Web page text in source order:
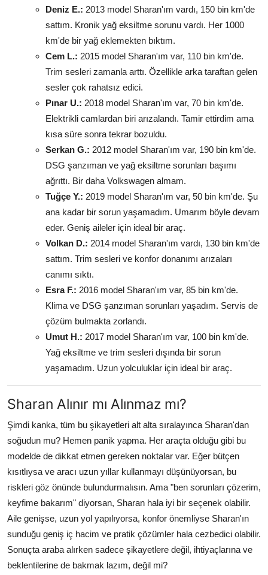
Deniz E.: 2013 model Sharan'ım vardı, 150 bin km'de
sattım. Kronik yağ eksiltme sorunu vardı. Her 1000
km'de bir yağ eklemekten bıktım.
Cem L.: 2015 model Sharan'ım var, 110 bin km'de.
Trim sesleri zamanla arttı. Özellikle arka taraftan gelen
sesler çok rahatsız edici.
Pınar U.: 2018 model Sharan'ım var, 70 bin km'de.
Elektrikli camlardan biri arızalandı. Tamir ettirdim ama
kısa süre sonra tekrar bozuldu.
Serkan G.: 2012 model Sharan'ım var, 190 bin km'de.
DSG şanzıman ve yağ eksiltme sorunları başımı
ağrıttı. Bir daha Volkswagen almam.
Tuğçe Y.: 2019 model Sharan'ım var, 50 bin km'de. Şu
ana kadar bir sorun yaşamadım. Umarım böyle devam
eder. Geniş aileler için ideal bir araç.
Volkan D.: 2014 model Sharan'ım vardı, 130 bin km'de
sattım. Trim sesleri ve konfor donanımı arızaları
canımı sıktı.
Esra F.: 2016 model Sharan'ım var, 85 bin km'de.
Klima ve DSG şanzıman sorunları yaşadım. Servis de
çözüm bulmakta zorlandı.
Umut H.: 2017 model Sharan'ım var, 100 bin km'de.
Yağ eksiltme ve trim sesleri dışında bir sorun
yaşamadım. Uzun yolculuklar için ideal bir araç.
Sharan Alınır mı Alınmaz mı?
Şimdi kanka, tüm bu şikayetleri alt alta sıralayınca Sharan'dan
soğudun mu? Hemen panik yapma. Her araçta olduğu gibi bu
modelde de dikkat etmen gereken noktalar var. Eğer bütçen
kısıtlıysa ve aracı uzun yıllar kullanmayı düşünüyorsan, bu
riskleri göz önünde bulundurmalısın. Ama "ben sorunları çözerim,
keyfime bakarım" diyorsan, Sharan hala iyi bir seçenek olabilir.
Aile genişse, uzun yol yapılıyorsa, konfor önemliyse Sharan'ın
sunduğu geniş iç hacim ve pratik çözümler hala cezbedici olabilir.
Sonuçta araba alırken sadece şikayetlere değil, ihtiyaçlarına ve
beklentilerine de bakmak lazım, değil mi?